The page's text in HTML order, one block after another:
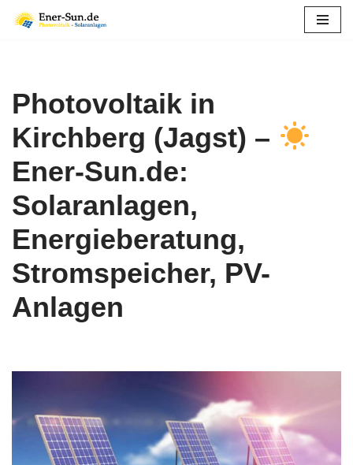
Photovoltaik in
Kirchberg (Jagst) –
Ener-Sun.de:
Solaranlagen,
Energieberatung,
Stromspeicher, PV-
Anlagen